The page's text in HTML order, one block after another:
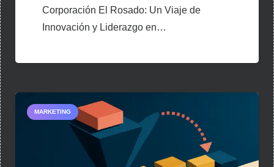
Corporación El Rosado: Un Viaje de
Innovación y Liderazgo en…
MARKETING